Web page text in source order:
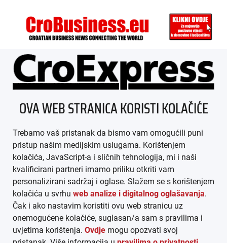
ÜBER UNS
IMPRESSUM
AGB
DATENSCHUTZ
MEDIADATEN
ARHIVA (PDF)
OVA WEB STRANICA KORISTI KOLAČIĆE
Trebamo vaš pristanak da bismo vam omogućili puni
pristup našim medijskim uslugama. Korištenjem
kolačića, JavaScript-a i sličnih tehnologija, mi i naši
kvalificirani partneri imamo priliku otkriti vam
personalizirani sadržaj i oglase. Slažem se s korištenjem
kolačića u svrhu web analize i digitalnog oglašavanja.
Čak i ako nastavim koristiti ovu web stranicu uz
onemogućene kolačiće, suglasan/a sam s pravilima i
uvjetima korištenja. Ovdje mogu opozvati svoj